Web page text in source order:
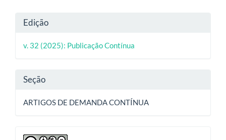
Detalhes
do
artigo
Edição
v. 32 (2025): Publicação Contínua
Seção
ARTIGOS DE DEMANDA CONTÍNUA